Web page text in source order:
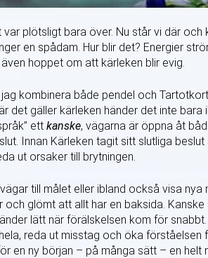
plötsligt bara över. Nu står vi där och
en spådam. Hur blir det? Energier
hoppet om att kärleken blir evig.
kombinera både pendel och
det gäller kärleken händer det inte bara
ett kanske, vägarna är öppna åt
Innan Kärleken tagit sitt slutliga
ut orsaker till brytningen.
till målet eller ibland också visa nya
glömt att allt har en baksida.
lätt när förälskelsen kom för
reda ut misstag och öka förståelsen
en ny början – på många sätt – en